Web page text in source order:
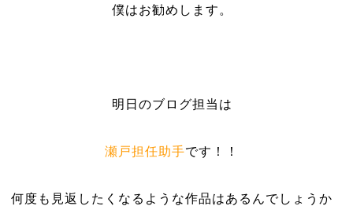
僕はお勧めします。
明日のブログ担当は
瀬戸担任助手です！！
何度も見返したくなるような作品はあるんでしょうか